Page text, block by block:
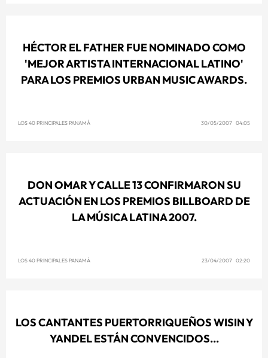
HÉCTOR EL FATHER FUE NOMINADO COMO
'MEJOR ARTISTA INTERNACIONAL LATINO'
PARA LOS PREMIOS URBAN MUSIC AWARDS.
LOS 40 PRINCIPALES PANAMÁ 30/05/2007 04:05
DON OMAR Y CALLE 13 CONFIRMARON SU
ACTUACIÓN EN LOS PREMIOS BILLBOARD DE
LA MÚSICA LATINA 2007.
LOS 40 PRINCIPALES PANAMÁ 23/04/2007 02:20
LOS CANTANTES PUERTORRIQUEÑOS WISIN Y
YANDEL ESTÁN CONVENCIDOS...